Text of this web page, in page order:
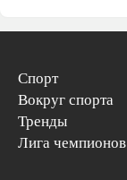
Спорт
Вокруг спорта
Тренды
Лига чемпионов